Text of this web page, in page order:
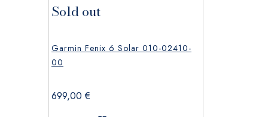
Sold out
Garmin Fenix 6 Solar 010-02410-
00
699,00€